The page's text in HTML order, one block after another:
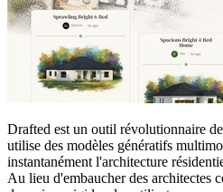
Drafted est un outil révolutionnaire
utilise des modèles génératifs
instantanément l'architecture
Au lieu d'embaucher des architectes